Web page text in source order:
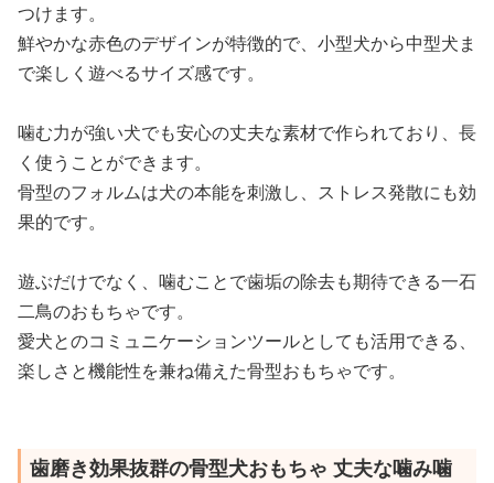
つけます。
鮮やかな赤色のデザインが特徴的で、小型犬から中型犬ま
で楽しく遊べるサイズ感です。
噛む力が強い犬でも安心の丈夫な素材で作られており、長
く使うことができます。
骨型のフォルムは犬の本能を刺激し、ストレス発散にも効
果的です。
遊ぶだけでなく、噛むことで歯垢の除去も期待できる一石
二鳥のおもちゃです。
愛犬とのコミュニケーションツールとしても活用できる、
楽しさと機能性を兼ね備えた骨型おもちゃです。
歯磨き効果抜群の骨型犬おもちゃ 丈夫な噛み噛